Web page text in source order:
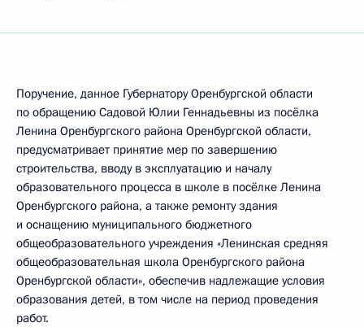
Поручение, данное Губернатору Оренбургской области
по обращению Садовой Юлии Геннадьевны из посёлка
Ленина Оренбургского района Оренбургской области,
предусматривает принятие мер по завершению
строительства, вводу в эксплуатацию и началу
образовательного процесса в школе в посёлке Ленина
Оренбургского района, а также ремонту здания
и оснащению муниципального бюджетного
общеобразовательного учреждения «Ленинская средняя
общеобразовательная школа Оренбургского района
Оренбургской области», обеспечив надлежащие условия
образования детей, в том числе на период проведения
работ.